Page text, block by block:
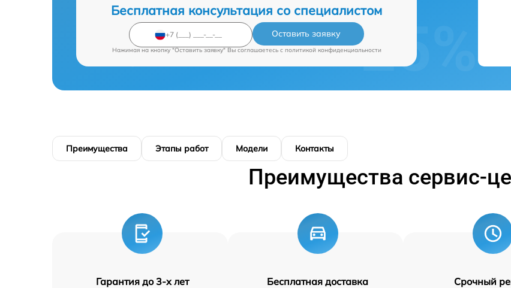
Бесплатная консультация со специалистом
Оставить заявку
Нажимая на кнопку "Оставить заявку" Вы соглашаетесь c политикой конфиденциальности
Преимущества Этапы работ Модели Контакты
Преимущества сервис-
Гарантия до 3-х лет Бесплатная доставка Срочный